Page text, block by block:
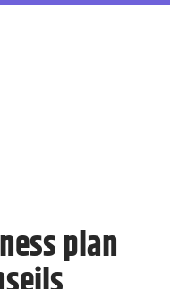
plan